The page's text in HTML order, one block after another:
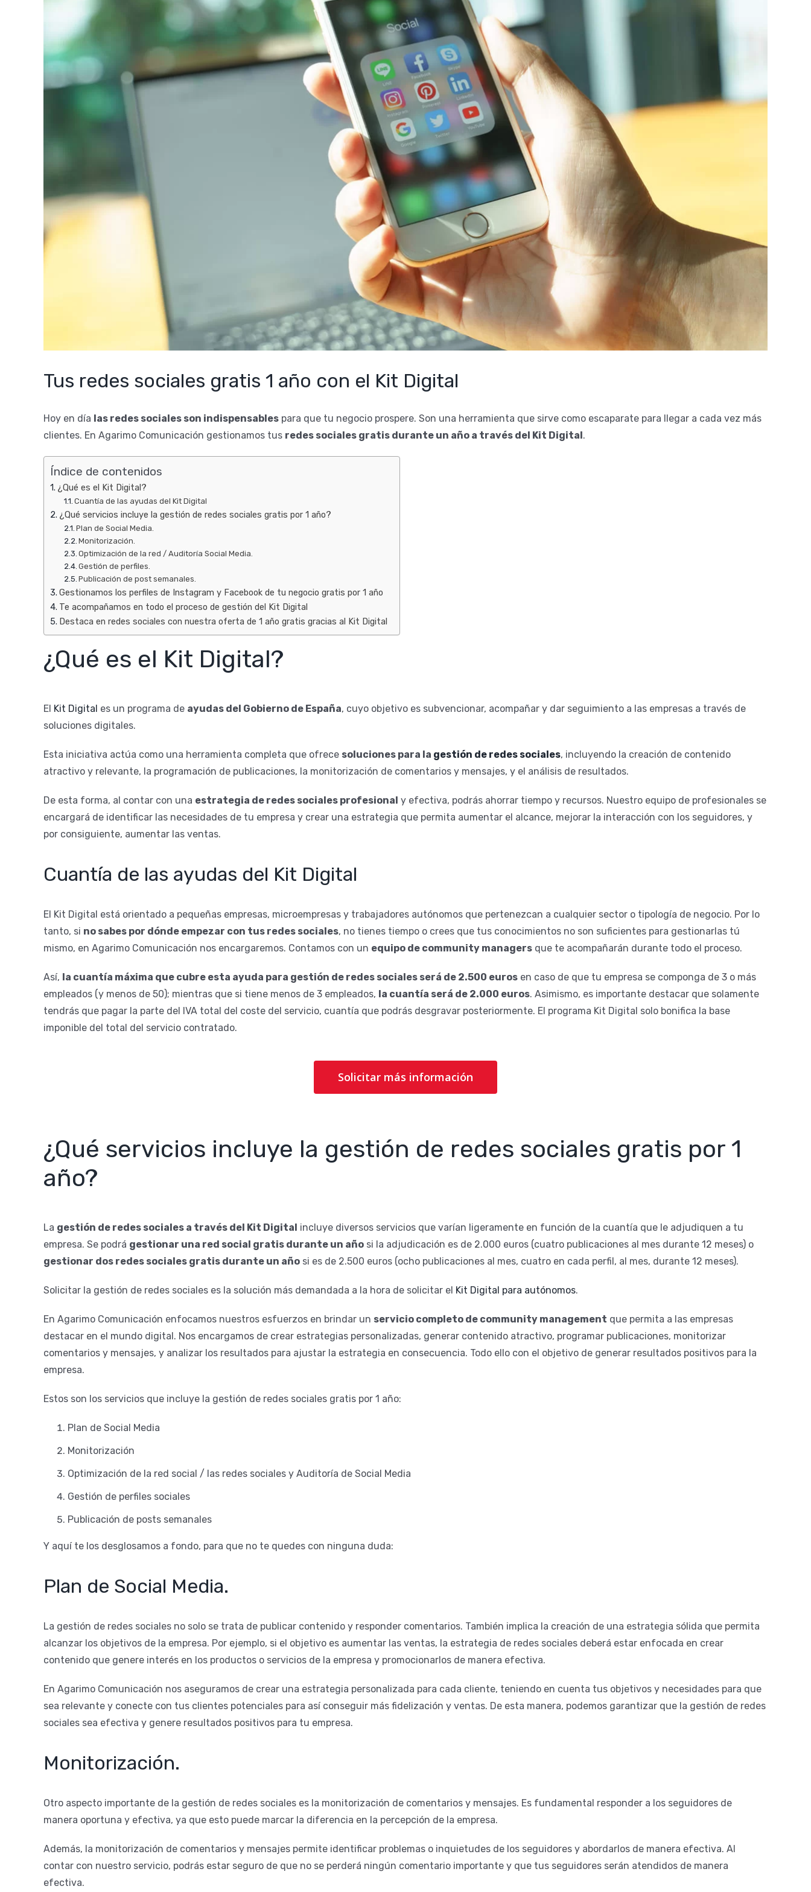
Tus redes sociales gratis 1 año con el Kit Digital
Hoy en día las redes sociales son indispensables para que tu negocio prospere. Son una herramienta que sirve como escaparate para llegar a cada vez más
clientes. En Agarimo Comunicación gestionamos tus redes sociales gratis durante un año a través del Kit Digital.
Índice de contenidos
¿Qué es el Kit Digital?
Cuantía de las ayudas del Kit Digital
¿Qué servicios incluye la gestión de redes sociales gratis por 1 año?
Plan de Social Media.
Monitorización.
Optimización de la red / Auditoría Social Media.
Gestión de perfiles.
Publicación de post semanales.
Gestionamos los perfiles de Instagram y Facebook de tu negocio gratis por 1 año
Te acompañamos en todo el proceso de gestión del Kit Digital
Destaca en redes sociales con nuestra oferta de 1 año gratis gracias al Kit Digital
¿Qué es el Kit Digital?
El Kit Digital es un programa de ayudas del Gobierno de España, cuyo objetivo es subvencionar, acompañar y dar seguimiento a las empresas a través de
soluciones digitales.
Esta iniciativa actúa como una herramienta completa que ofrece soluciones para la gestión de redes sociales, incluyendo la creación de contenido
atractivo y relevante, la programación de publicaciones, la monitorización de comentarios y mensajes, y el análisis de resultados.
De esta forma, al contar con una estrategia de redes sociales profesional y efectiva, podrás ahorrar tiempo y recursos. Nuestro equipo de profesionales se
encargará de identificar las necesidades de tu empresa y crear una estrategia que permita aumentar el alcance, mejorar la interacción con los seguidores, y
por consiguiente, aumentar las ventas.
Cuantía de las ayudas del Kit Digital
El Kit Digital está orientado a pequeñas empresas, microempresas y trabajadores autónomos que pertenezcan a cualquier sector o tipología de negocio. Por lo
tanto, si no sabes por dónde empezar con tus redes sociales, no tienes tiempo o crees que tus conocimientos no son suficientes para gestionarlas tú
mismo, en Agarimo Comunicación nos encargaremos. Contamos con un equipo de community managers que te acompañarán durante todo el proceso.
Así, la cuantía máxima que cubre esta ayuda para gestión de redes sociales será de 2.500 euros en caso de que tu empresa se componga de 3 o más
empleados (y menos de 50); mientras que si tiene menos de 3 empleados, la cuantía será de 2.000 euros. Asimismo, es importante destacar que solamente
tendrás que pagar la parte del IVA total del coste del servicio, cuantía que podrás desgravar posteriormente. El programa Kit Digital solo bonifica la base
imponible del total del servicio contratado.
Solicitar más información
¿Qué servicios incluye la gestión de redes sociales gratis por 1
año?
La gestión de redes sociales a través del Kit Digital incluye diversos servicios que varían ligeramente en función de la cuantía que le adjudiquen a tu
empresa. Se podrá gestionar una red social gratis durante un año si la adjudicación es de 2.000 euros (cuatro publicaciones al mes durante 12 meses) o
gestionar dos redes sociales gratis durante un año si es de 2.500 euros (ocho publicaciones al mes, cuatro en cada perfil, al mes, durante 12 meses).
Solicitar la gestión de redes sociales es la solución más demandada a la hora de solicitar el Kit Digital para autónomos.
En Agarimo Comunicación enfocamos nuestros esfuerzos en brindar un servicio completo de community management que permita a las empresas
destacar en el mundo digital. Nos encargamos de crear estrategias personalizadas, generar contenido atractivo, programar publicaciones, monitorizar
comentarios y mensajes, y analizar los resultados para ajustar la estrategia en consecuencia. Todo ello con el objetivo de generar resultados positivos para la
empresa.
Estos son los servicios que incluye la gestión de redes sociales gratis por 1 año:
Plan de Social Media
Monitorización
Optimización de la red social / las redes sociales y Auditoría de Social Media
Gestión de perfiles sociales
Publicación de posts semanales
Y aquí te los desglosamos a fondo, para que no te quedes con ninguna duda:
Plan de Social Media.
La gestión de redes sociales no solo se trata de publicar contenido y responder comentarios. También implica la creación de una estrategia sólida que permita
alcanzar los objetivos de la empresa. Por ejemplo, si el objetivo es aumentar las ventas, la estrategia de redes sociales deberá estar enfocada en crear
contenido que genere interés en los productos o servicios de la empresa y promocionarlos de manera efectiva.
En Agarimo Comunicación nos aseguramos de crear una estrategia personalizada para cada cliente, teniendo en cuenta tus objetivos y necesidades para que
sea relevante y conecte con tus clientes potenciales para así conseguir más fidelización y ventas. De esta manera, podemos garantizar que la gestión de redes
sociales sea efectiva y genere resultados positivos para tu empresa.
Monitorización.
Otro aspecto importante de la gestión de redes sociales es la monitorización de comentarios y mensajes. Es fundamental responder a los seguidores de
manera oportuna y efectiva, ya que esto puede marcar la diferencia en la percepción de la empresa.
Además, la monitorización de comentarios y mensajes permite identificar problemas o inquietudes de los seguidores y abordarlos de manera efectiva. Al
contar con nuestro servicio, podrás estar seguro de que no se perderá ningún comentario importante y que tus seguidores serán atendidos de manera
efectiva.